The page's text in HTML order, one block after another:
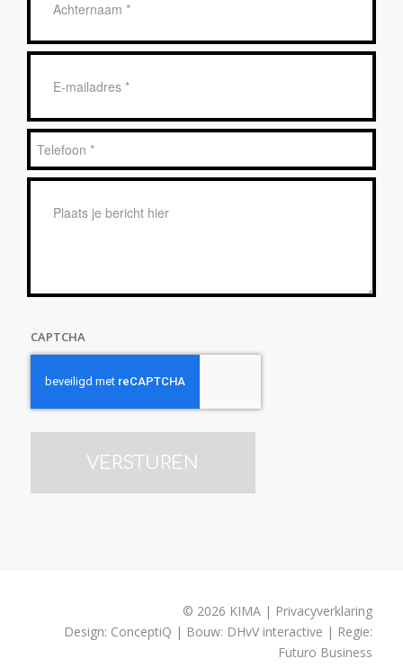
mailadres
Telefoon
CAPTCHA
© 2026 KIMA | Privacyverklaring
Design: ConceptiQ | Bouw: DHvV interactive | Regie:
Futuro Business